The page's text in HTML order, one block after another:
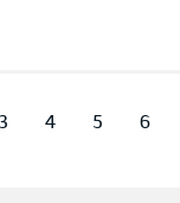
3 4 5 6